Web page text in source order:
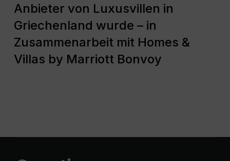
Anbieter von Luxusvillen in
Griechenland wurde – in
Zusammenarbeit mit Homes &
Villas by Marriott Bonvoy